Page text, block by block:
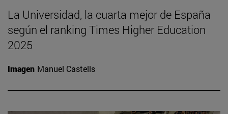
La Universidad, la cuarta mejor de España
según el ranking Times Higher Education
2025
Imagen Manuel Castells